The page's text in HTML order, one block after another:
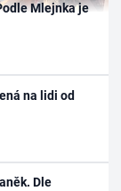
Mlejnka je
na lidi od
Dle